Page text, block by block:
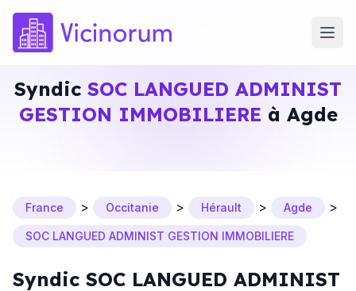
Syndic SOC LANGUED ADMINIST
GESTION IMMOBILIERE à Agde
France > Occitanie > Hérault > Agde >
SOC LANGUED ADMINIST GESTION IMMOBILIERE
Syndic SOC LANGUED ADMINIST